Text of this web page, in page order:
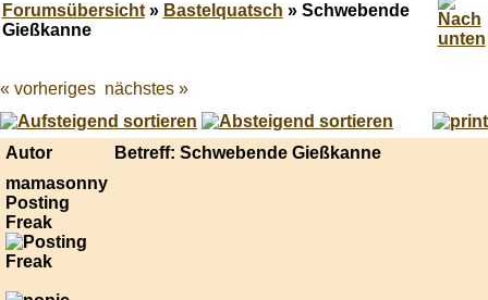
Forumsübersicht» Bastelquatsch » Schwebende
Gießkanne
Best
online
live
casino
« vorheriges nächstes »
Autor
Betreff: Schwebende Gießkanne
mamasonny
Posting
Freak